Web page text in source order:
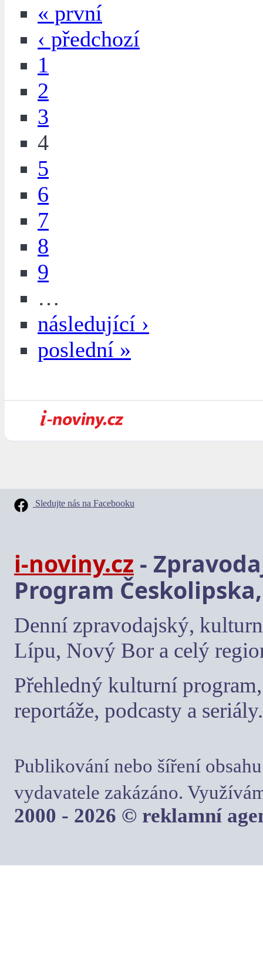
« první
‹ předchozí
1
2
3
4
5
6
7
8
9
…
následující ›
poslední »
Sledujte nás na Facebooku
i-noviny.cz -
Program
Denní zpravodajský,
Lípu, Nový Bor a celý
Přehledný kulturní
reportáže, podcasty a seriály.
Publikování nebo šíření
vydavatele zakázáno.
2000 - 2026 © reklamní